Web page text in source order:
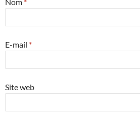
E-mail *
Site web